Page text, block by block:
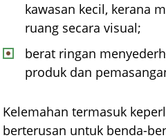
kawasan kecil, kerana
ruang secara visual;
berat ringan
produk dan
Kelemahan termasuk
berterusan untuk benda-